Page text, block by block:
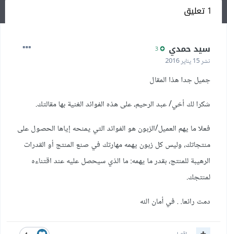
1 تعليق
سيد حمدي
نشر15 يناير 2016
جميل جدا هذا المقال
شكرا لك أخي/ عبد الرحيم، على هذه الفوائد الغنية بها مقالتك.
فعلا ما يهم العميل/الزبون هو الفوائد التي يمنحه إياها الحصول على
منتجاتك، وليس كل زبون يهمه مهارتك في صنع المنتج أو القدرات
الرهيبة للمنتج، بقدر ما يهمه: ما الذي سيحصل عليه عند اقتناءه
لمنتجك.
دمت رائعا. . في أمان الله